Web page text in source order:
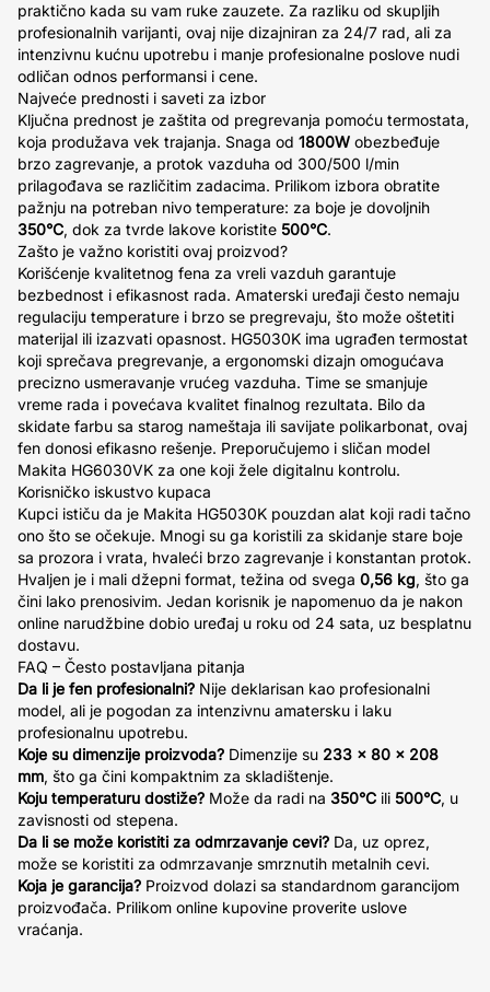
praktično kada su vam ruke zauzete. Za razliku od skupljih
profesionalnih varijanti, ovaj nije dizajniran za 24/7 rad, ali za
intenzivnu kućnu upotrebu i manje profesionalne poslove nudi
odličan odnos performansi i cene.
Najveće prednosti i saveti za izbor
Ključna prednost je zaštita od pregrevanja pomoću termostata,
koja produžava vek trajanja. Snaga od 1800W obezbeđuje
brzo zagrevanje, a protok vazduha od 300/500 l/min
prilagođava se različitim zadacima. Prilikom izbora obratite
pažnju na potreban nivo temperature: za boje je dovoljnih
350°C, dok za tvrde lakove koristite 500°C.
Zašto je važno koristiti ovaj proizvod?
Korišćenje kvalitetnog fena za vreli vazduh garantuje
bezbednost i efikasnost rada. Amaterski uređaji često nemaju
regulaciju temperature i brzo se pregrevaju, što može oštetiti
materijal ili izazvati opasnost. HG5030K ima ugrađen termostat
koji sprečava pregrevanje, a ergonomski dizajn omogućava
precizno usmeravanje vrućeg vazduha. Time se smanjuje
vreme rada i povećava kvalitet finalnog rezultata. Bilo da
skidate farbu sa starog nameštaja ili savijate polikarbonat, ovaj
fen donosi efikasno rešenje. Preporučujemo i sličan model
Makita HG6030VK za one koji žele digitalnu kontrolu.
Korisničko iskustvo kupaca
Kupci ističu da je Makita HG5030K pouzdan alat koji radi tačno
ono što se očekuje. Mnogi su ga koristili za skidanje stare boje
sa prozora i vrata, hvaleći brzo zagrevanje i konstantan protok.
Hvaljen je i mali džepni format, težina od svega 0,56 kg, što ga
čini lako prenosivim. Jedan korisnik je napomenuo da je nakon
online narudžbine dobio uređaj u roku od 24 sata, uz besplatnu
dostavu.
FAQ – Često postavljana pitanja
Da li je fen profesionalni? Nije deklarisan kao profesionalni
model, ali je pogodan za intenzivnu amatersku i laku
profesionalnu upotrebu.
Koje su dimenzije proizvoda? Dimenzije su 233 x 80 x 208
mm, što ga čini kompaktnim za skladištenje.
Koju temperaturu dostiže? Može da radi na 350°C ili 500°C, u
zavisnosti od stepena.
Da li se može koristiti za odmrzavanje cevi? Da, uz oprez,
može se koristiti za odmrzavanje smrznutih metalnih cevi.
Koja je garancija? Proizvod dolazi sa standardnom garancijom
proizvođača. Prilikom online kupovine proverite uslove
vraćanja.